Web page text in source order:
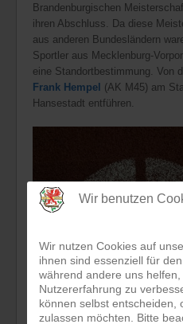
Brandenburgischen
ihren Abschluss. Da diese
aus anderen Bundesländern
Sportler aus Mecklenburg-
eine Standortbestimmung. Von
Frank Hempel (AK M45) am
Hansestadt entführen.
Wir benutzen
Wir nutzen Cookies auf
ihnen sind essenziell für
während andere uns
Nutzererfahrung zu
können selbst entscheiden,
zulassen möchten. Bitte